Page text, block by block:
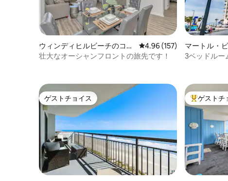
ウィンディヒルビーチのコン
ドミニアム
レビュー157件、5つ星中
4.96 (157)
壮大なオーシャンフロントの旅先です！
マートル・
ニアム
3ベッドルー
ゲストチョイス
ゲストチョイス 大好評のゲ
ゲストチ